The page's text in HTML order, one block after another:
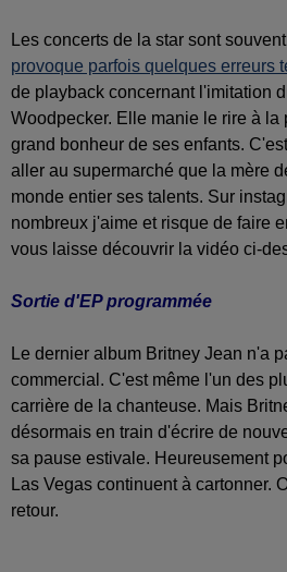
Les concerts de la star sont
provoque parfois quelques erreurs
de playback concernant l'imitation
Woodpecker. Elle manie le rire à la
grand bonheur de ses enfants.
aller au supermarché que la mère
monde entier ses talents. Sur
nombreux j'aime et risque de faire
vous laisse découvrir la vidéo ci-
Sortie d'EP programmée
Le dernier album Britney Jean n'a
commercial. C'est même l'un des
carrière de la chanteuse. Mais
désormais en train d'écrire de
sa pause estivale. Heureusement
Las Vegas continuent à cartonner.
retour.